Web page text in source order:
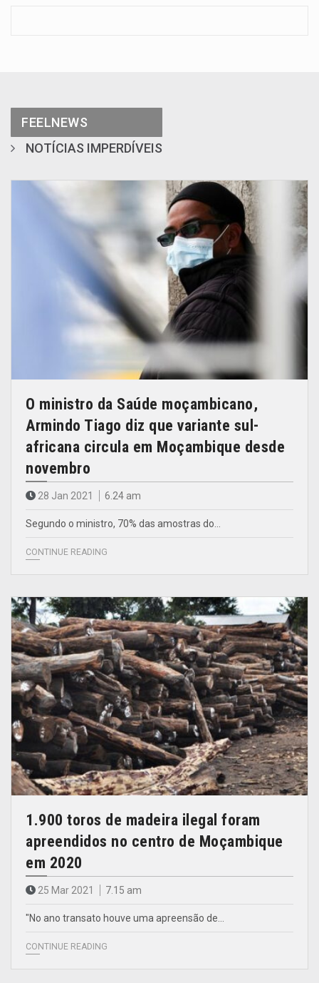
FEELNEWS
NOTÍCIAS IMPERDÍVEIS
O ministro da Saúde moçambicano,
Armindo Tiago diz que variante sul-
africana circula em Moçambique desde
novembro
28 Jan 2021 6.24 am
Segundo o ministro, 70% das amostras do…
CONTINUE READING
1.900 toros de madeira ilegal foram
apreendidos no centro de Moçambique
em 2020
25 Mar 2021 7.15 am
"No ano transato houve uma apreensão de…
CONTINUE READING